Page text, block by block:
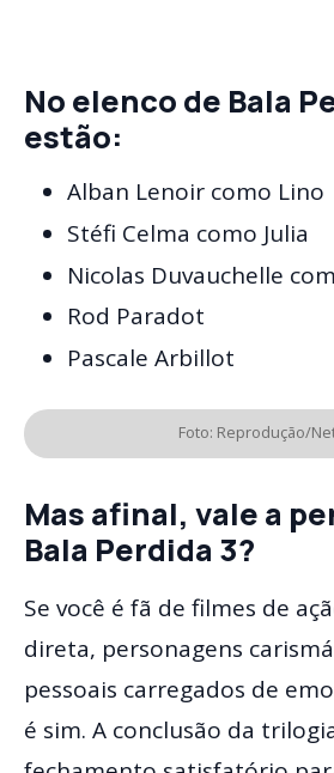
No elenco de Bala
estão:
Alban Lenoir como Lino
Stéfi Celma como Julia
Nicolas Duvauchelle
Rod Paradot
Pascale Arbillot
Foto: Reprodução/
Mas afinal, vale a
Bala Perdida 3?
Se você é fã de filmes de
direta, personagens
pessoais carregados de
é sim. A conclusão da